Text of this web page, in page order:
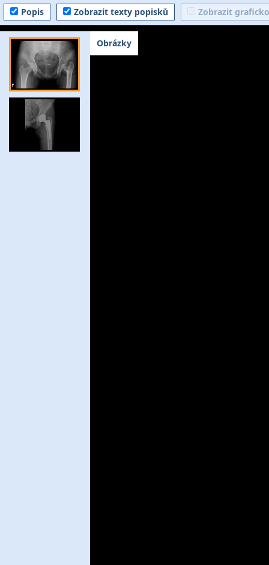
Popis Zobrazit texty popisků Zobrazit
Obrázky